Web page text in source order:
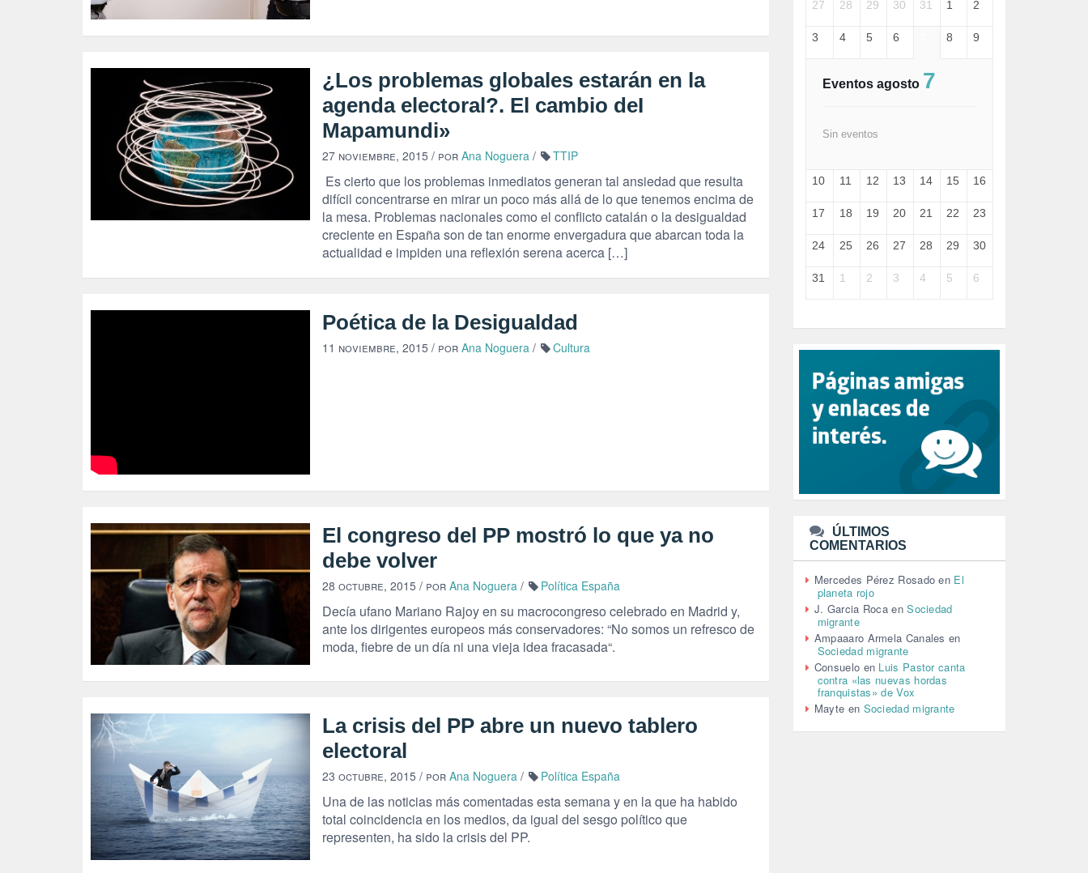
¿Los problemas globales estarán en la
agenda electoral?. El cambio deI
Mapamundi»
27 noviembre, 2015 / por Ana Noguera / TTIP
Es cierto que los problemas inmediatos generan tal ansiedad que resulta
difícil concentrarse en mirar un poco más allá de lo que tenemos encima de
la mesa. Problemas nacionales como el conflicto catalán o la desigualdad
creciente en España son de tan enorme envergadura que abarcan toda la
actualidad e impiden una reflexión serena acerca […]
Poética de la Desigualdad
11 noviembre, 2015 / por Ana Noguera / Cultura
El congreso del PP mostró lo que ya no
debe volver
28 octubre, 2015 / por Ana Noguera / Política España
Decía ufano Mariano Rajoy en su macrocongreso celebrado en Madrid y,
ante los dirigentes europeos más conservadores: “No somos un refresco de
moda, fiebre de un día ni una vieja idea fracasada“.
La crisis del PP abre un nuevo tablero
electoral
23 octubre, 2015 / por Ana Noguera/ Política España
Una de las noticias más comentadas esta semana y en la que ha habido
total coincidencia en los medios, da igual del sesgo político que
representen, ha sido la crisis del PP.
EPSTEIN (1)
EXTREMA-DERECHA (56)
FELICIDAD (1)
FRANCISCO (5)
HUGO ZÁRATE (30)
I A (2)
INDEPENDENCIA (15)
INTELIGENCIA ARTIFICIAL (1)
JANE GOODDALL (1)
JAZZ (1)
JÓVENES (28)
JUSTICIA (13)
LEÓN XIV (5)
LGTBI (1)
MEMORIA HISTÓRICA (232)
MONARQUÍA (26)
NATURALEZA (1)
PALESTINA (8)
PARTICIPACIÓN CIUDADANA (392)
PAZ (2)
PENSIONES (12)
PEPE MUJICA (2)
PESCADORES (1)
POBREZA (2)
27 28 29 30 31 1 2
3 4 5 6 8 9
Eventos agosto 7
Sin eventos
10 11 12 13 14 15 16
17 18 19 20 21 22 23
24 25 26 27 28 29 30
31 1 2 3 4 5 6
ÚLTIMOS
COMENTARIOS
Mercedes Pérez Rosado en El
planeta rojo
J. Garcia Roca enSociedad
migrante
Ampaaaro Armela Canales en
Sociedad migrante
Consuelo en Luis Pastor canta
contra «las nuevas hordas
franquistas» de Vox
Mayte en Sociedad migrante